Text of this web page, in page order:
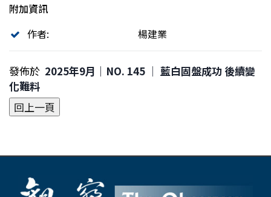
附加資訊
作者:
楊建業
發佈於 2025年9月｜NO. 145 │ 藍白固盤成功 後續變
化難料